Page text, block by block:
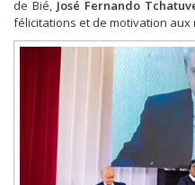
de Bié, José Fernando
félicitations et de motivation